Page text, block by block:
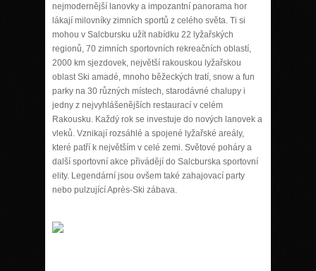
nejmodernější lanovky a impozantní panorama hor
lákají milovníky zimních sportů z celého světa. Ti si
mohou v Salcbursku užít nabídku 22 lyžařských
regionů, 70 zimních sportovních rekreačních oblastí,
2000 km sjezdovek, největší rakouskou lyžařskou
oblast Ski amadé, mnoho běžeckých tratí, snow a fun
parky na 30 různých místech, starodávné chalupy i
jedny z nejvyhlášenějších restaurací v celém
Rakousku. Každý rok se investuje do nových lanovek a
vleků. Vznikají rozsáhlé a spojené lyžařské areály,
které patří k největším v celé zemi. Světové poháry a
další sportovní akce přivádějí do Salcburska sportovní
elity. Legendární jsou ovšem také zahajovací party
nebo pulzující Après-Ski zábava.